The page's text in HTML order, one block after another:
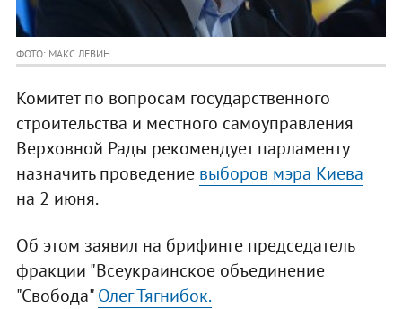
ФОТО: МАКС ЛЕВИН
Комитет по вопросам государственного
строительства и местного самоуправления
Верховной Рады рекомендует парламенту
назначить проведение выборов мэра Киева
на 2 июня.
Об этом заявил на брифинге председатель
фракции "Всеукраинское объединение
"Свобода"Олег Тягнибок.